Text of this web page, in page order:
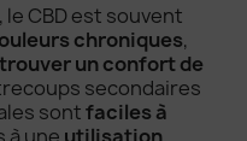
CBD est souvent
chroniques,
un confort de
secondaires
sontfaciles à